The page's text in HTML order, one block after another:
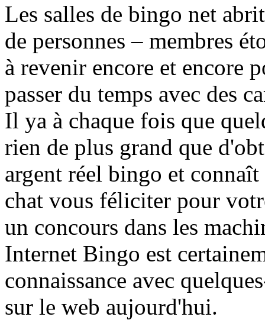
Les salles de bingo net
de personnes – membres
à revenir encore et encore
passer du temps avec des
Il ya à chaque fois que
rien de plus grand que
argent réel bingo et
chat vous féliciter pour
un concours dans les
Internet Bingo est
connaissance avec
sur le web aujourd'hui.